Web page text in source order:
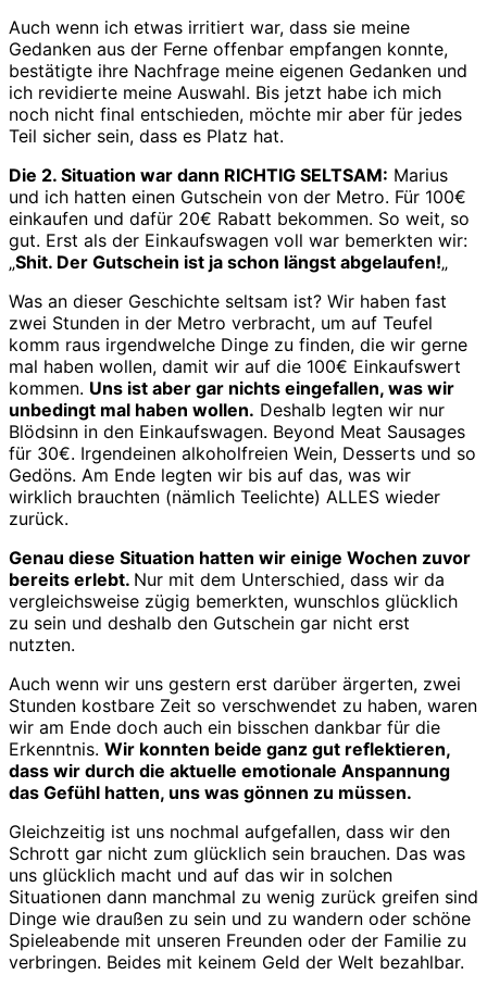
Auch wenn ich etwas irritiert war, dass sie meine
Gedanken aus der Ferne offenbar empfangen konnte,
bestätigte ihre Nachfrage meine eigenen Gedanken und
ich revidierte meine Auswahl. Bis jetzt habe ich mich
noch nicht final entschieden, möchte mir aber für jedes
Teil sicher sein, dass es Platz hat.
Die 2. Situation war dann RICHTIG SELTSAM: Marius
und ich hatten einen Gutschein von der Metro. Für 100€
einkaufen und dafür 20€ Rabatt bekommen. So weit, so
gut. Erst als der Einkaufswagen voll war bemerkten wir:
„Shit. Der Gutschein ist ja schon längst abgelaufen!„
Was an dieser Geschichte seltsam ist? Wir haben fast
zwei Stunden in der Metro verbracht, um auf Teufel
komm raus irgendwelche Dinge zu finden, die wir gerne
mal haben wollen, damit wir auf die 100€ Einkaufswert
kommen. Uns ist aber gar nichts eingefallen, was wir
unbedingt mal haben wollen. Deshalb legten wir nur
Blödsinn in den Einkaufswagen. Beyond Meat Sausages
für 30€. Irgendeinen alkoholfreien Wein, Desserts und so
Gedöns. Am Ende legten wir bis auf das, was wir
wirklich brauchten (nämlich Teelichte) ALLES wieder
zurück.
Genau diese Situation hatten wir einige Wochen zuvor
bereits erlebt. Nur mit dem Unterschied, dass wir da
vergleichsweise zügig bemerkten, wunschlos glücklich
zu sein und deshalb den Gutschein gar nicht erst
nutzten.
Auch wenn wir uns gestern erst darüber ärgerten, zwei
Stunden kostbare Zeit so verschwendet zu haben, waren
wir am Ende doch auch ein bisschen dankbar für die
Erkenntnis. Wir konnten beide ganz gut reflektieren,
dass wir durch die aktuelle emotionale Anspannung
das Gefühl hatten, uns was gönnen zu müssen.
Gleichzeitig ist uns nochmal aufgefallen, dass wir den
Schrott gar nicht zum glücklich sein brauchen. Das was
uns glücklich macht und auf das wir in solchen
Situationen dann manchmal zu wenig zurück greifen sind
Dinge wie draußen zu sein und zu wandern oder schöne
Spieleabende mit unseren Freunden oder der Familie zu
verbringen. Beides mit keinem Geld der Welt bezahlbar.